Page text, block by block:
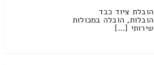
הובלת ציוד כבד
הובלות, הובלה במכולות
שירותי […]